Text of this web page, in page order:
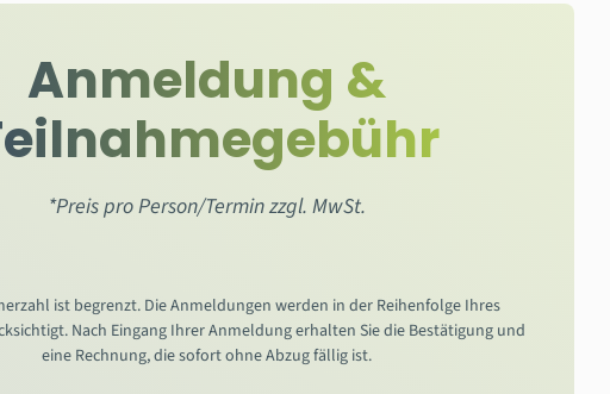
Anmeldung &
*Preis pro Person/Termin zzgl. MwSt.
ist begrenzt. Die Anmeldungen werden in der Reihenfolge Ihres
Nach Eingang Ihrer Anmeldung erhalten Sie die Bestätigung und
eine Rechnung, die sofort ohne Abzug fällig ist.